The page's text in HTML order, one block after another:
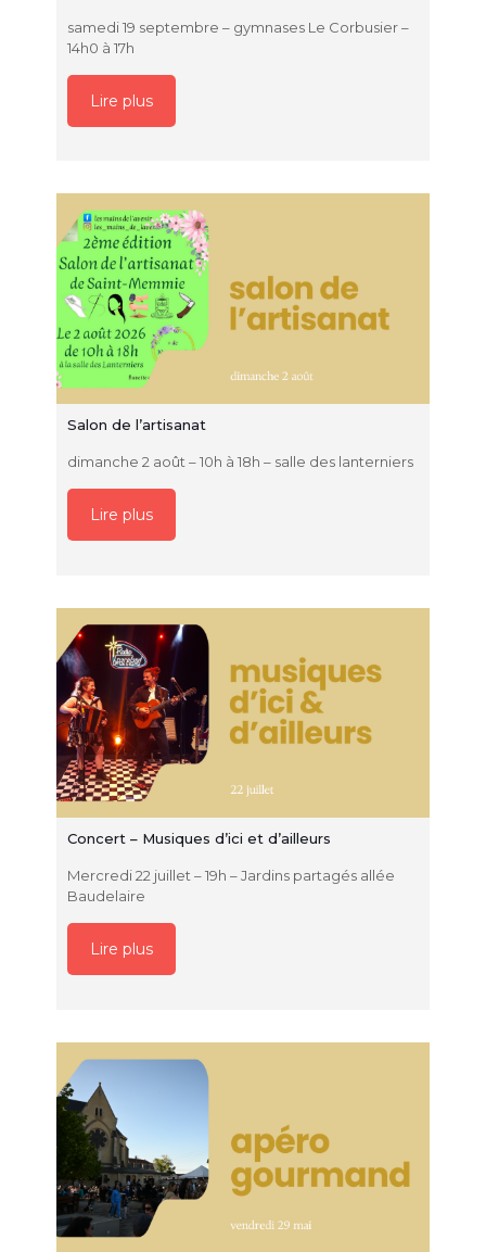
samedi 19 septembre – gymnases Le Corbusier –
14h0 à 17h
Lire plus
Salon de l’artisanat
dimanche 2 août – 10h à 18h – salle des lanterniers
Lire plus
Concert – Musiques d’ici et d’ailleurs
Mercredi 22 juillet – 19h – Jardins partagés allée
Baudelaire
Lire plus